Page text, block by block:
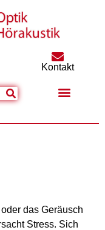
Kontakt
das Geräusch
Stress. Sich